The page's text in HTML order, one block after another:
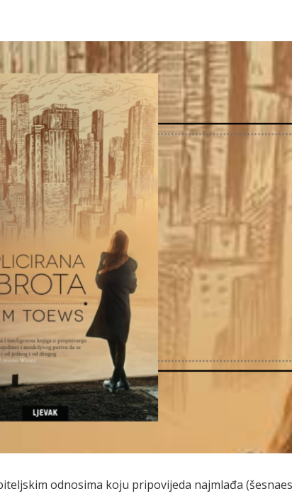
odnosima koju pripovijeda najmlađa